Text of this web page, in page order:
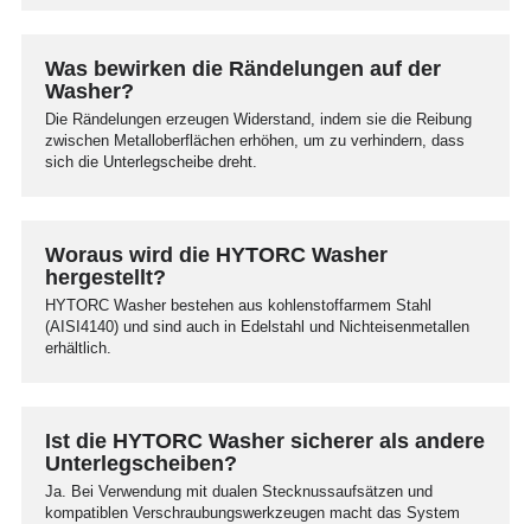
Was bewirken die Rändelungen auf der
Washer?
Die Rändelungen erzeugen Widerstand, indem sie die Reibung
zwischen Metalloberflächen erhöhen, um zu verhindern, dass
sich die Unterlegscheibe dreht.
Woraus wird die HYTORC Washer
hergestellt?
HYTORC Washer bestehen aus kohlenstoffarmem Stahl
(AISI4140) und sind auch in Edelstahl und Nichteisenmetallen
erhältlich.
Ist die HYTORC Washer sicherer als andere
Unterlegscheiben?
Ja. Bei Verwendung mit dualen Stecknussaufsätzen und
kompatiblen Verschraubungswerkzeugen macht das System